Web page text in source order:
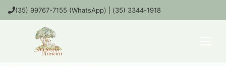
(35) 99767-7155 (WhatsApp) | (35) 3344-1918